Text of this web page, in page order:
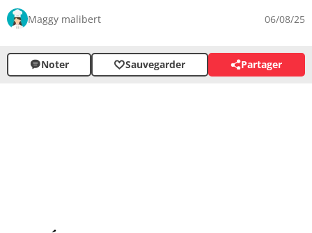
Maggy malibert 06/08/25
Noter Sauvegarder Partager